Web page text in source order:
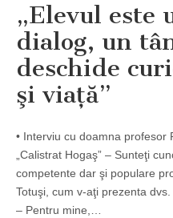
„Elevul este
dialog, un
deschide
şi viaţă”
• Interviu cu doamna profesor
„Calistrat Hogaş” – Sunteţi
competente dar şi populare
Totuşi, cum v-aţi prezenta
– Pentru mine,…